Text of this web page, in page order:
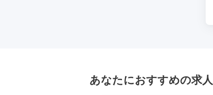
あなたにおすすめの求人